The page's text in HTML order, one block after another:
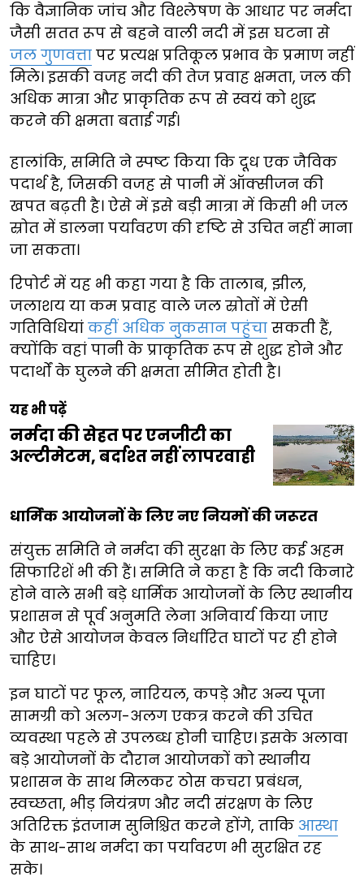
कि वैज्ञानिक जांच और विश्लेषण के आधार पर नर्मदा
जैसी सतत रूप से बहने वाली नदी में इस घटना से
जल गुणवत्ता पर प्रत्यक्ष प्रतिकूल प्रभाव के प्रमाण नहीं
मिले। इसकी वजह नदी की तेज प्रवाह क्षमता, जल की
अधिक मात्रा और प्राकृतिक रूप से स्वयं को शुद्ध
करने की क्षमता बताई गई।
हालांकि, समिति ने स्पष्ट किया कि दूध एक जैविक
पदार्थ है, जिसकी वजह से पानी में ऑक्सीजन की
खपत बढ़ती है। ऐसे में इसे बड़ी मात्रा में किसी भी जल
स्रोत में डालना पर्यावरण की दृष्टि से उचित नहीं माना
जा सकता।
रिपोर्ट में यह भी कहा गया है कि तालाब, झील,
जलाशय या कम प्रवाह वाले जल स्रोतों में ऐसी
गतिविधियां कहीं अधिक नुकसान पहुंचा सकती हैं,
क्योंकि वहां पानी के प्राकृतिक रूप से शुद्ध होने और
पदार्थों के घुलने की क्षमता सीमित होती है।
यह भी पढ़ें
नर्मदा की सेहत पर एनजीटी का
अल्टीमेटम, बर्दाश्त नहीं लापरवाही
धार्मिक आयोजनों के लिए नए नियमों की जरूरत
संयुक्त समिति ने नर्मदा की सुरक्षा के लिए कई अहम
सिफारिशें भी की हैं। समिति ने कहा है कि नदी किनारे
होने वाले सभी बड़े धार्मिक आयोजनों के लिए स्थानीय
प्रशासन से पूर्व अनुमति लेना अनिवार्य किया जाए
और ऐसे आयोजन केवल निर्धारित घाटों पर ही होने
चाहिए।
इन घाटों पर फूल, नारियल, कपड़े और अन्य पूजा
सामग्री को अलग-अलग एकत्र करने की उचित
व्यवस्था पहले से उपलब्ध होनी चाहिए। इसके अलावा
बड़े आयोजनों के दौरान आयोजकों को स्थानीय
प्रशासन के साथ मिलकर ठोस कचरा प्रबंधन,
स्वच्छता, भीड़ नियंत्रण और नदी संरक्षण के लिए
अतिरिक्त इंतजाम सुनिश्चित करने होंगे, ताकि आस्था
के साथ-साथ नर्मदा का पर्यावरण भी सुरक्षित रह
सके।